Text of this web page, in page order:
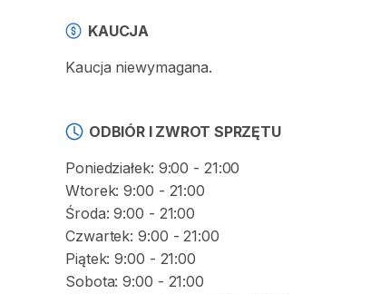
KAUCJA
Kaucja niewymagana.
ODBIÓR I ZWROT SPRZĘTU
Poniedziałek: 9:00 - 21:00
Wtorek: 9:00 - 21:00
Środa: 9:00 - 21:00
Czwartek: 9:00 - 21:00
Piątek: 9:00 - 21:00
Sobota: 9:00 - 21:00